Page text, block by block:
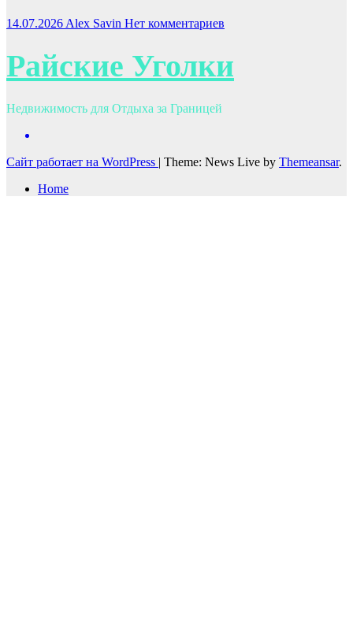
14.07.2026 Alex Savin Нет комментариев
Райские Уголки
Недвижимость для Отдыха за Границей
Сайт работает на WordPress | Theme: News Live by Themeansar.
Home